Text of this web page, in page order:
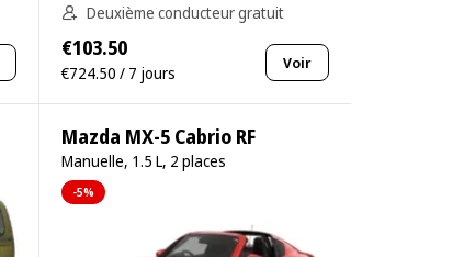
Deuxième conducteur gratuit
€103.50
€724.50 / 7 jours Voir
Mazda MX-5 Cabrio RF
Manuelle, 1.5 L, 2 places
-5%